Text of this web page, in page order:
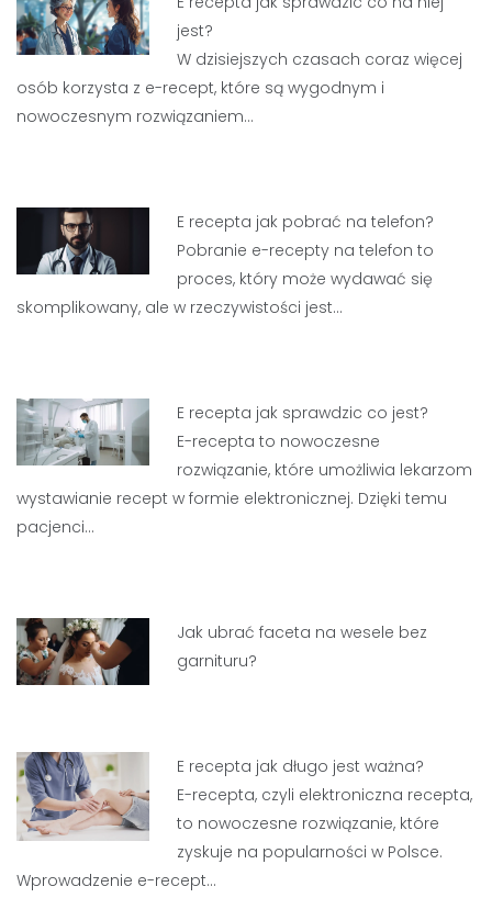
jest?
W dzisiejszych czasach coraz więcej
osób korzysta z e-recept, które są wygodnym i
nowoczesnym rozwiązaniem…
E recepta jak pobrać na telefon?
Pobranie e-recepty na telefon to
proces, który może wydawać się
skomplikowany, ale w rzeczywistości jest…
E recepta jak sprawdzic co jest?
E-recepta to nowoczesne
rozwiązanie, które umożliwia lekarzom
wystawianie recept w formie elektronicznej. Dzięki temu
pacjenci…
Jak ubrać faceta na wesele bez
garnituru?
E recepta jak długo jest ważna?
E-recepta, czyli elektroniczna recepta,
to nowoczesne rozwiązanie, które
zyskuje na popularności w Polsce.
Wprowadzenie e-recept…